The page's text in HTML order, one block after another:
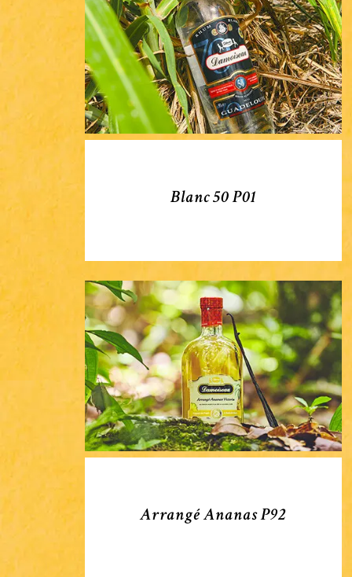
Blanc 50 P01
Arrangé
Ananas
P92
Arrangé Ananas P92